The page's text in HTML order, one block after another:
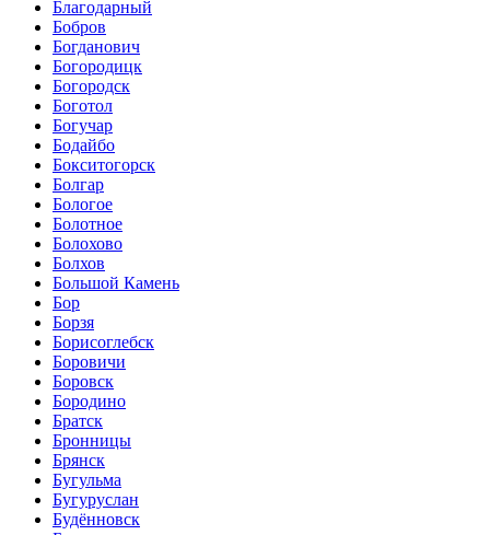
Благодарный
Бобров
Богданович
Богородицк
Богородск
Боготол
Богучар
Бодайбо
Бокситогорск
Болгар
Бологое
Болотное
Болохово
Болхов
Большой Камень
Бор
Борзя
Борисоглебск
Боровичи
Боровск
Бородино
Братск
Бронницы
Брянск
Бугульма
Бугуруслан
Будённовск